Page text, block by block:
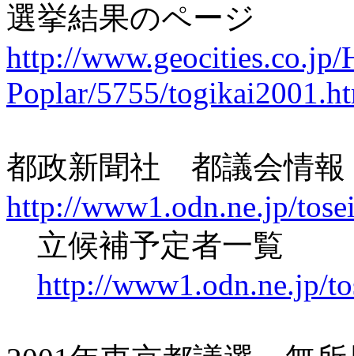
選挙結果のページ
http://www.geocities.co.jp/
Poplar/5755/
都政新聞社 都議会情報
http://www1.odn.ne.jp/
立候補予定者一覧
http://www1.odn.ne.jp/